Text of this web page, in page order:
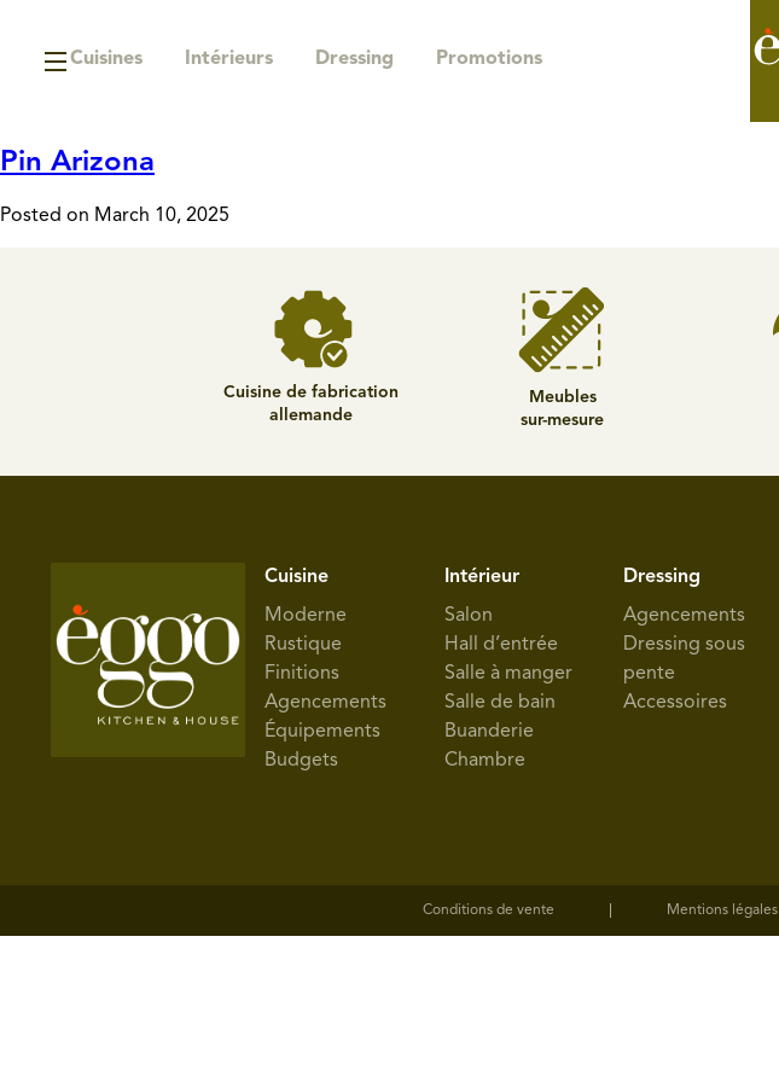
Cuisines Intérieurs Dressing Promotions
Pin Arizona
Posted on March 10, 2025
Cuisine de fabrication
allemande
Meubles
sur-mesure
Cuisine
Moderne
Rustique
Finitions
Agencements
Équipements
Budgets
Intérieur
Salon
Hall d’entrée
Salle à manger
Salle de bain
Buanderie
Chambre
Dressing
Agencements
Dressing sous
pente
Accessoires
Conditions de vente Mentions légales